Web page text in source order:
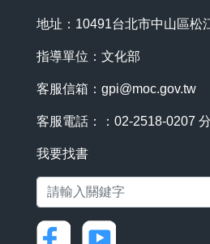
地址：10491台北市中山區松
指導單位：文化部
客服信箱： gpi@moc.gov.tw
客服電話：：02-2518-0207
我要找書